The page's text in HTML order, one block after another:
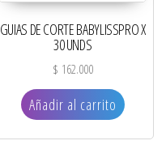
GUIAS DE CORTE BABYLISSPRO X
30 UNDS
$ 162.000
Añadir al carrito